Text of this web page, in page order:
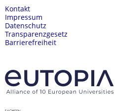
Kontakt
Impressum
Datenschutz
Transparenzgesetz
Barrierefreiheit